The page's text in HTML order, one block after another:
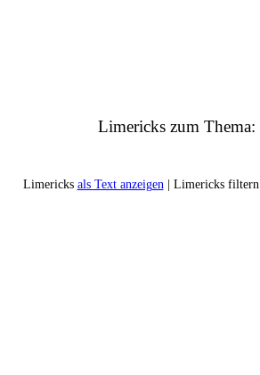
Limericks zum Thema:
Limericks als Text anzeigen| Limericks filtern